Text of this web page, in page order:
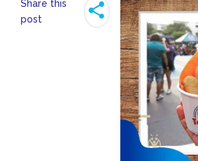
Share this
post